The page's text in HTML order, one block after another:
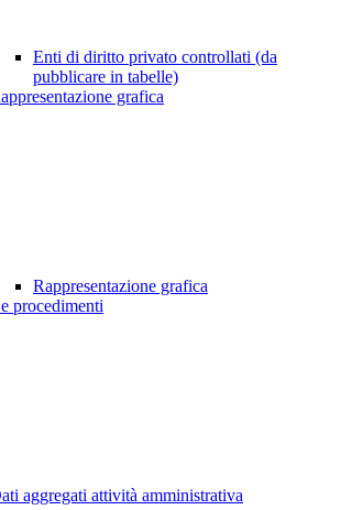
Enti di diritto privato controllati (da
pubblicare in tabelle)
grafica
Rappresentazione grafica
procedimenti
aggregati attività amministrativa